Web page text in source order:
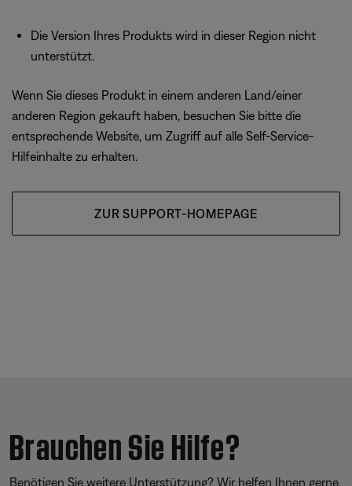
Die Version Ihres Produkts wird in dieser Region nicht
unterstützt.
Wenn Sie dieses Produkt in einem anderen Land/einer
anderen Region gekauft haben, besuchen Sie bitte die
entsprechende Website, um Zugriff auf alle Self-Service-
Hilfeinhalte zu erhalten.
ZUR SUPPORT-HOMEPAGE
Brauchen Sie Hilfe?
Benötigen Sie weitere Unterstützung? Wir helfen Ihnen gerne.